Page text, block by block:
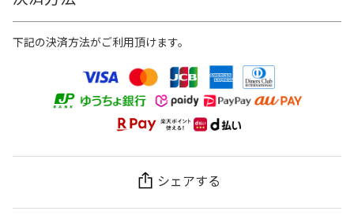
下記の決済方法がご利用頂けます。
シェアする